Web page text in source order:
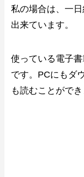
私の場合は、一
出来ています。
使っている電子書
です。PCにもダ
も読むことができ